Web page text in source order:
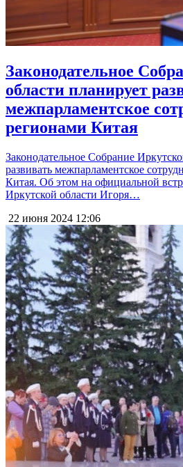
Законодательное
области планирует
межпарламентское
регионами Китая
Законодательное Собрание
развивать межпарламентское
Китая. Об этом на официальной
Иркутской области Игоря…
22 июня 2024 12:06